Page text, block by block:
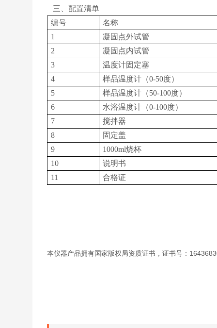
三、配置清单
编号
名称
1
凝固点外试管
2
凝固点内试管
3
温度计固定塞
4
样品温度计（0-50度）
5
样品温度计（50-100度）
6
水浴温度计（0-100度）
7
搅拌器
8
固定盖
9
1000ml烧杯
10
说明书
11
合格证
本仪器产品拥有国家版权局资质证书，证书号：